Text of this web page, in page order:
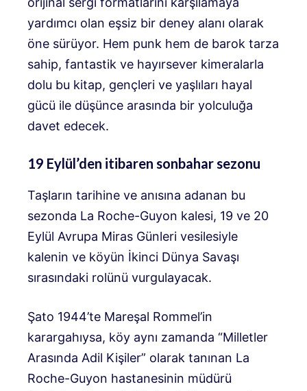
yardımcı olan eşsiz bir deney alanı olarak
öne sürüyor. Hem punk hem de barok tarza
sahip, fantastik ve hayırsever kimeralarla
dolu bu kitap, gençleri ve yaşlıları hayal
gücü ile düşünce arasında bir yolculuğa
davet edecek.
19 Eylül’den itibaren sonbahar sezonu
Taşların tarihine ve anısına adanan bu
sezonda La Roche-Guyon kalesi, 19 ve 20
Eylül Avrupa Miras Günleri vesilesiyle
kalenin ve köyün İkinci Dünya Savaşı
sırasındaki rolünü vurgulayacak.
Şato 1944’te Mareşal Rommel’in
karargahıysa, köy aynı zamanda “Milletler
Arasında Adil Kişiler” olarak tanınan La
Roche-Guyon hastanesinin müdürü